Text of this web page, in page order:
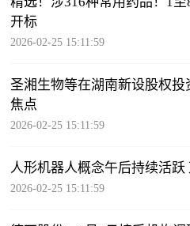
开标
2026-02-25 15:11:59
圣湘生物等在湖南新设股权投
焦点
2026-02-25 15:11:59
人形机器人概念午后持续活
2026-02-25 15:11:59